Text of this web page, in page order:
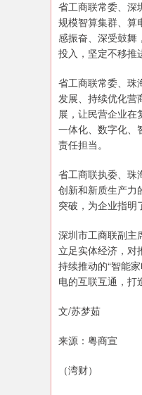
省工商联常委、深
规模智算集群、算
感振奋、深受鼓舞
投入，坚定不移推
省工商联常委、珠
发展、持续优化营
展，让民营企业在
一体化、数字化、
责任担当。
省工商联执委、珠
创新和新质生产力
突破，为企业指明
深圳市工商联副主
立足实体经济，对
持续推动的“智能
电的互联互通，打
文/苏梦茹
来源：粤商宣
（湾财）